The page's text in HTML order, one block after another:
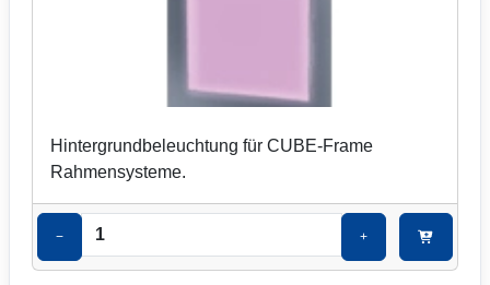
Hintergrundbeleuchtung für CUBE-Frame
Rahmensysteme.
− +